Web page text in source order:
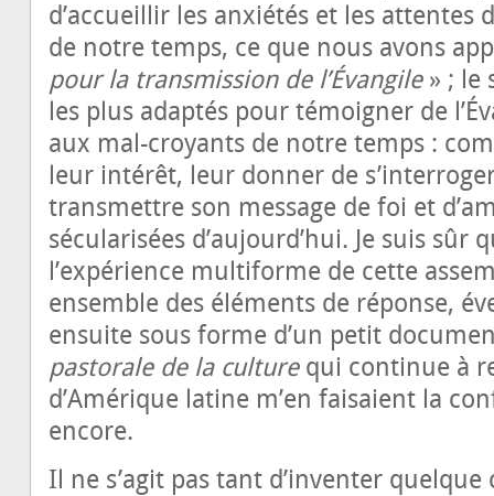
d’accueillir les anxiétés et les attentes
de notre temps, ce que nous avons
pour la transmission de l’Évangile» ; le
les plus adaptés pour témoigner de
aux mal-croyants de notre temps :
leur intérêt, leur donner de
transmettre son message de foi et
sécularisées d’aujourd’hui. Je suis sûr
l’expérience multiforme de cette
ensemble des éléments de réponse,
ensuite sous forme d’un petit
pastorale de la culturequi continue à
d’Amérique latine m’en faisaient la
encore.
Il ne s’agit pas tant d’inventer